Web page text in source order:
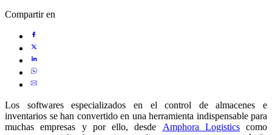
Compartir en
Los softwares especializados en el control de almacenes e
inventarios se han convertido en una herramienta indispensable para
muchas empresas y por ello, desde Amphora Logisticscomo